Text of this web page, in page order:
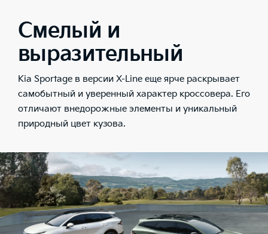
Смелый и
выразительный
Kia Sportage в версии X-Line еще ярче раскрывает
самобытный и уверенный характер кроссовера. Его
отличают внедорожные элементы и уникальный
природный цвет кузова.